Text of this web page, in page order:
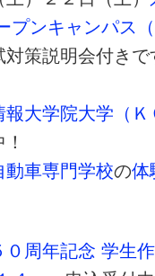
プンキャンパス
対策説明会付き
報大学院大学（
動車専門学校の体
０周年記念 学生